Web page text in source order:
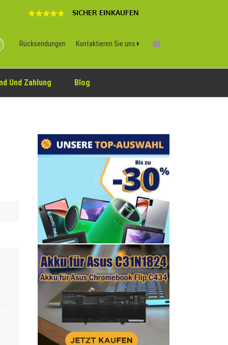
SICHER EINKAUFEN
Rücksendungen Kontaktieren Sie uns
Und Zahlung Blog